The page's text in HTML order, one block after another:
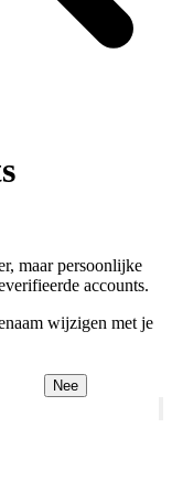
maar persoonlijke
accounts.
wijzigen met je
Nee